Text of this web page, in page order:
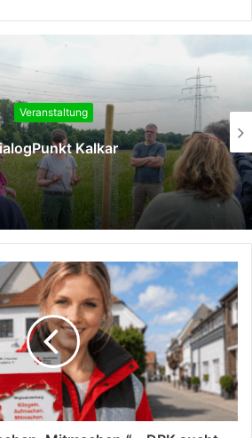
Veranstaltung
Kalkar